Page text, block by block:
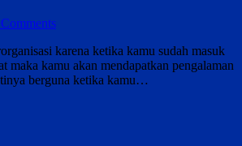
karena ketika kamu sudah masuk
maka kamu akan mendapatkan pengalaman
berguna ketika kamu…